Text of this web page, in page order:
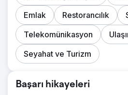
Emlak
Restorancılık
Telekomünikasyon
Seyahat ve Turizm
Başarı hikayeleri